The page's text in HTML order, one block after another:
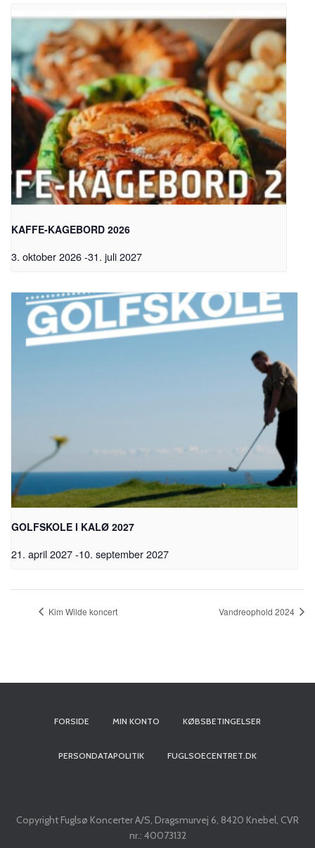
KAFFE-KAGEBORD 2026
3. oktober 2026-31. juli 2027
GOLFSKOLE I KALØ 2027
21. april 2027-10. september 2027
Kim Wilde koncert Vandreophold 2024
FORSIDE MIN KONTO KØBSBETINGELSER
PERSONDATAPOLITIK FUGLSOECENTRET.DK
Copyright Fuglsø Koncerter A/S, Dragsmurvej 6, 8420 Knebel, CVR
nr.: 40073132